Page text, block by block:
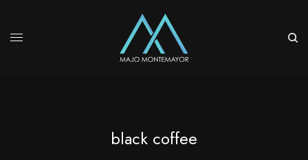
black coffee